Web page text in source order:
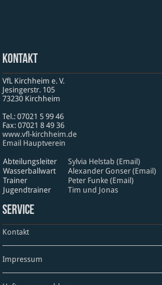
Kontakt
VfL Kirchheim e. V.
Jesinger­str. 105
73230 Kirch­heim
Tel.: 07021 5 99 46
Fax: 07021 8 49 36
www​.vfl​-kirch​heim​.de
Email Hauptverein
Abteilungsleiter
Sylvia Helstab (Email)
Wasserballwart
Alexander Gonser (Email)
Trainer
Peter Funke (Email)
Jugendtrainer
Tim und Jonas
Service
Kontakt
Impressum